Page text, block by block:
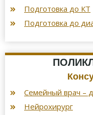
Подготовка до КТ
Подготовка до
Семейный врач –
Нейрохирург